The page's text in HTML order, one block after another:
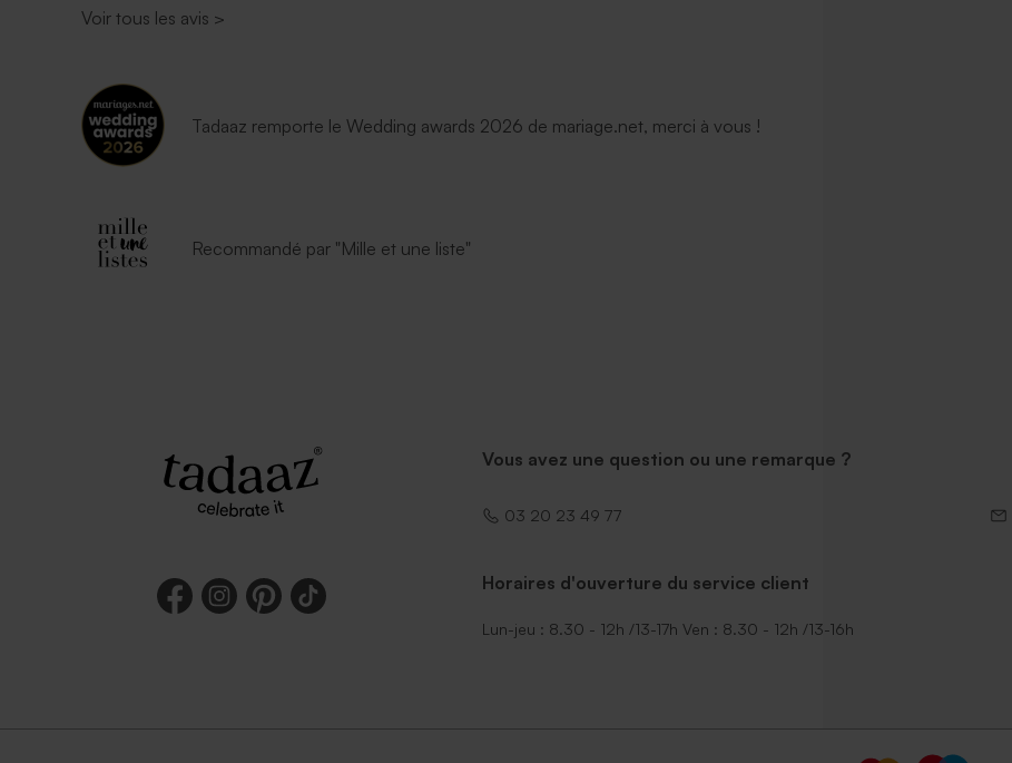
Voir tous les avis >
Tadaaz remporte le Wedding awards 2026 de mariage.net, merci à vous !
Recommandé par "Mille et une liste"
Vous avez une question ou une remarque ?
03 20 23 49 77
Horaires d'ouverture du service client
Lun-jeu : 8.30 - 12h /13-17h Ven : 8.30 - 12h /13-16h